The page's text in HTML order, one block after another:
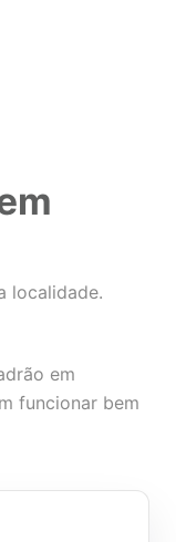
localidade.
em
funcionar bem